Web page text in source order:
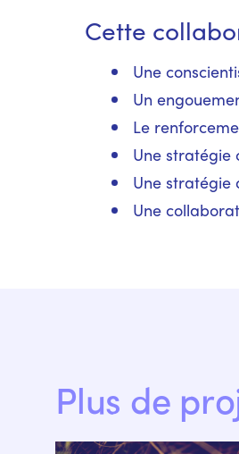
Cette
Une
Un
Le
Une stratégie
Une stratégie
Une
Plus de